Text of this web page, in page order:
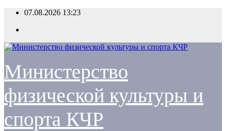
Перейти
содержимому
07.08.2026 13:23
Министерство
физической культуры и
спорта КЧР